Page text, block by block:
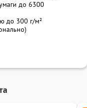
до 6300
до 300 г/м²